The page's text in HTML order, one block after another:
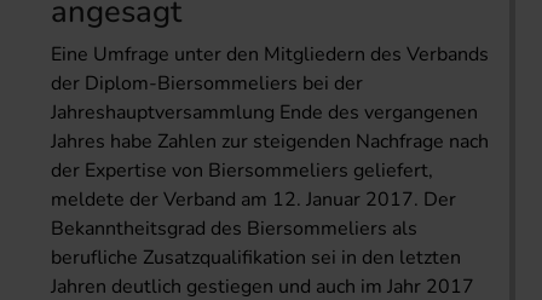
angesagt
Eine Umfrage unter den Mitgliedern des Verbands
der Diplom-Biersommeliers bei der
Jahreshauptversammlung Ende des vergangenen
Jahres habe Zahlen zur steigenden Nachfrage nach
der Expertise von Biersommeliers geliefert,
meldete der Verband am 12. Januar 2017. Der
Bekanntheitsgrad des Biersommeliers als
berufliche Zusatzqualifikation sei in den letzten
Jahren deutlich gestiegen und auch im Jahr 2017